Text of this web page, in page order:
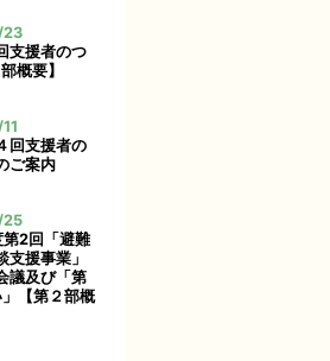
支援者のつ
概要】
回支援者の
ご案内
2回「避難
支援事業」
議及び「第
【第２部概